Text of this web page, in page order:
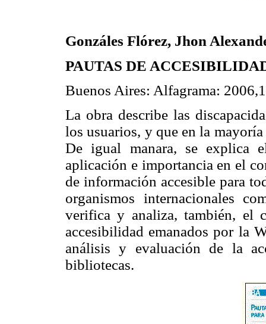
Gonzáles Flórez, Jhon
PAUTAS DE
Buenos Aires: Alfagrama:
La obra describe las
los usuarios, y que en la
De igual manara, se explica
aplicación e importancia en el
de información accesible para
organismos internacionales
verifica y analiza, también, el
accesibilidad emanados por la
análisis y evaluación de la
bibliotecas.